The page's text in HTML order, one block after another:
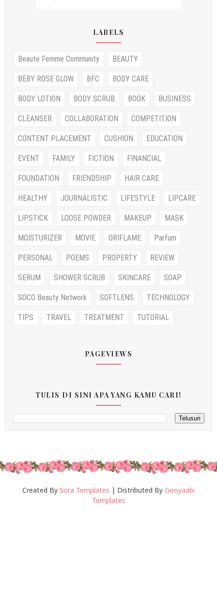
LABELS
Beaute Femme Community BEAUTY
BEBY ROSE GLOW BFC BODY CARE
BODY LOTION BODY SCRUB BOOK BUSINESS
CLEANSER COLLABORATION COMPETITION
CONTENT PLACEMENT CUSHION EDUCATION
EVENT FAMILY FICTION FINANCIAL
FOUNDATION FRIENDSHIP HAIR CARE
HEALTHY JOURNALISTIC LIFESTYLE LIPCARE
LIPSTICK LOOSE POWDER MAKEUP MASK
MOISTURIZER MOVIE ORIFLAME Parfum
PERSONAL POEMS PROPERTY REVIEW
SERUM SHOWER SCRUB SKINCARE SOAP
SOCO Beauty Network SOFTLENS TECHNOLOGY
TIPS TRAVEL TREATMENT TUTORIAL
PAGEVIEWS
TULIS DI SINI APA YANG KAMU CARI!
Created By Sora Templates | Distributed By Gooyaabi
Templates